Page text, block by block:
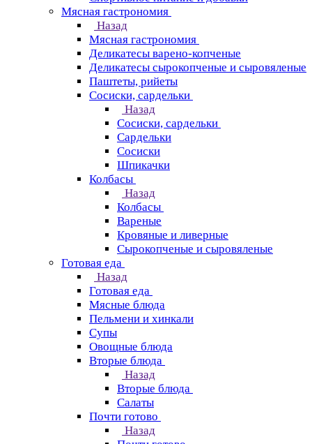
Мясная гастрономия
Назад
Мясная гастрономия
Деликатесы варено-копченые
Деликатесы сырокопченые и сыровяленые
Паштеты, рийеты
Сосиски, сардельки
Назад
Сосиски, сардельки
Сардельки
Сосиски
Шпикачки
Колбасы
Назад
Колбасы
Вареные
Кровяные и ливерные
Сырокопченые и сыровяленые
Готовая еда
Назад
Готовая еда
Мясные блюда
Пельмени и хинкали
Супы
Овощные блюда
Вторые блюда
Назад
Вторые блюда
Салаты
Почти готово
Назад